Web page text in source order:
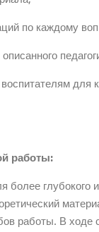
по каждому
для
работы:
глубокого
работы. В